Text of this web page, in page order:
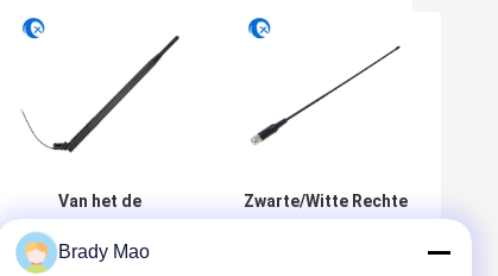
Van het de
868 Mhz SMA de
Zwarte/Witte Rechte
433MHZ/868MHZ/915MHZ
Brady Mao